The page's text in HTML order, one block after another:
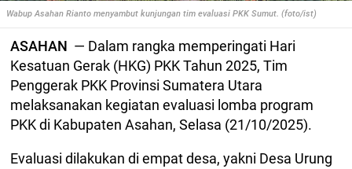
Wabup Asahan Rianto menyambut kunjungan tim evaluasi PKK Sumut. (foto/ist)
ASAHAN — Dalam rangka memperingati Hari
Kesatuan Gerak (HKG) PKK Tahun 2025, Tim
Penggerak PKK Provinsi Sumatera Utara
melaksanakan kegiatan evaluasi lomba program
PKK di Kabupaten Asahan, Selasa (21/10/2025).
Evaluasi dilakukan di empat desa, yakni Desa Urung